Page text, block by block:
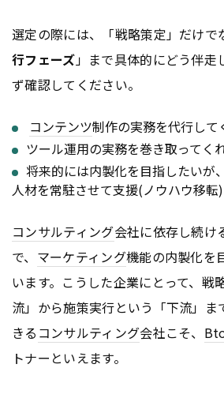
選定の際には、「戦略策定」だけで
行フェーズ」まで具体的にどう伴走
ず確認してください。
コンテンツ制作の実務を代行して
ツール運用の実務を巻き取ってく
将来的には内製化を目指したいが
人材を常駐させて支援(ノウハウ移転
コンサルティング会社に依存し続け
で、 マーケティング機能の内製化を
います。こうした企業にとって、戦
流」から施策実行という「下流」ま
きる コンサルティング会社こそ、
トナーといえます。